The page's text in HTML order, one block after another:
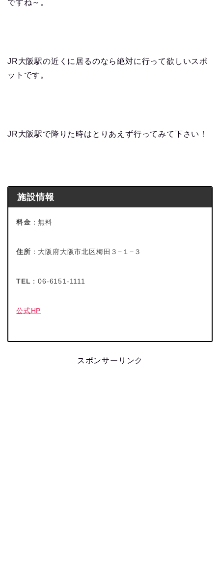
ですね～。
JR大阪駅の近くに居るのなら絶対に行って欲しいスポ
ットです。
JR大阪駅で降りた時はとりあえず行ってみて下さい！
施設情報
料金 ：無料
住所 ：大阪府大阪市北区梅田３−１−３
TEL ：06-6151-1111
公式HP
スポンサーリンク